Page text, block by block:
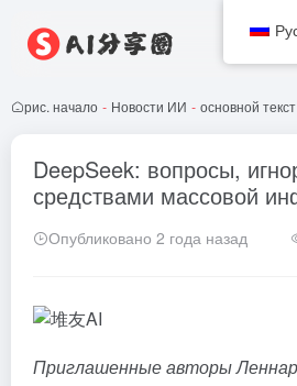
рис. начало - Новости ИИ - основной
DeepSeek: вопросы,
средствами массовой
Опубликовано 2 года назад
Приглашенные авторы